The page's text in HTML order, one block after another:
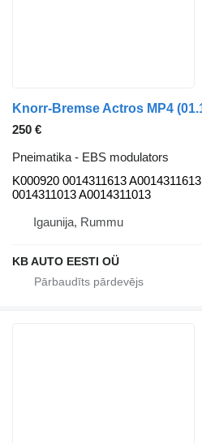
250 €
Pneimatika - EBS modulators
K000920 0014311613 A0014311613
0014311013 A0014311013
Igaunija, Rummu
KB AUTO EESTI OÜ